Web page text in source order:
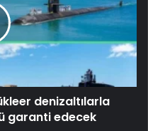
denizaltılarla
garanti edecek